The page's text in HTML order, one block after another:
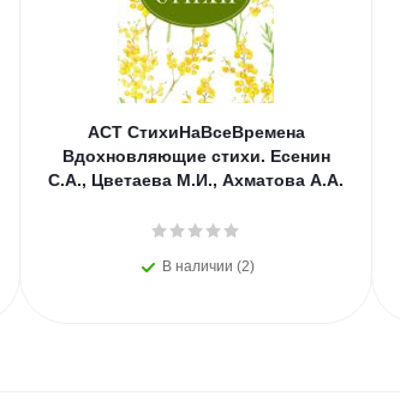
АСТ СтихиНаВсеВремена
Вдохновляющие стихи. Есенин
С.А., Цветаева М.И., Ахматова А.А.
В наличии (2)